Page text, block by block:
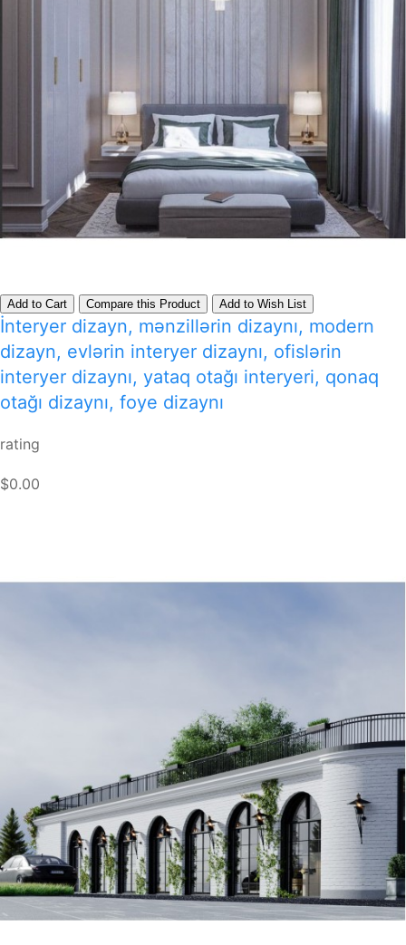
Add to Cart Compare this Product Add to Wish List
İnteryer dizayn, mənzillərin dizaynı, modern
dizayn, evlərin interyer dizaynı, ofislərin
interyer dizaynı, yataq otağı interyeri, qonaq
otağı dizaynı, foye dizaynı
rating
$0.00